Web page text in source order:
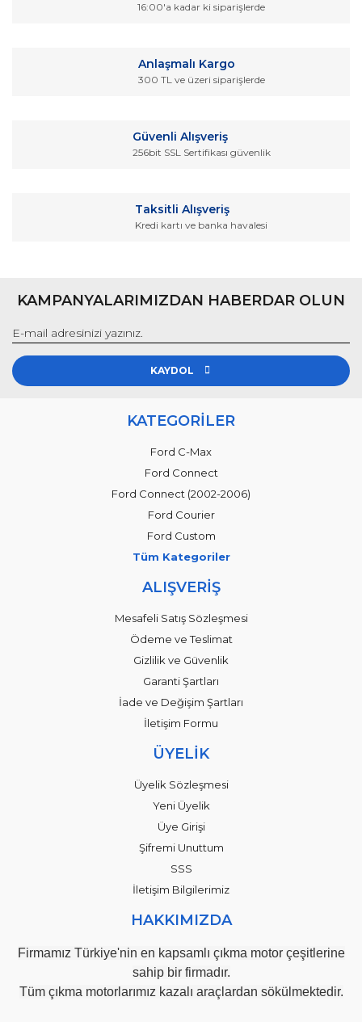
Ürün bilgilerinde hatalar bulunuyor.
Gönder
16:00'a kadar ki siparişlerde
Anlaşmalı Kargo
300 TL ve üzeri siparişlerde
Güvenli Alışveriş
256bit SSL Sertifikası güvenlik
Taksitli Alışveriş
Kredi kartı ve banka havalesi
KAMPANYALARIMIZDAN HABERDAR OLUN
KAYDOL
KATEGORİLER
Ford C-Max
Ford Connect
Ford Connect (2002-2006)
Ford Courier
Ford Custom
Tüm Kategoriler
ALIŞVERİŞ
Mesafeli Satış Sözleşmesi
Ödeme ve Teslimat
Gizlilik ve Güvenlik
Garanti Şartları
İade ve Değişim Şartları
İletişim Formu
ÜYELİK
Üyelik Sözleşmesi
Yeni Üyelik
Üye Girişi
Şifremi Unuttum
SSS
İletişim Bilgilerimiz
HAKKIMIZDA
Firmamız Türkiye'nin en kapsamlı çıkma motor çeşitlerine
sahip bir firmadır.
Tüm çıkma motorlarımız kazalı araçlardan sökülmektedir.